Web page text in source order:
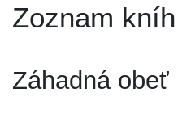
Zoznam
Záhadná obeť